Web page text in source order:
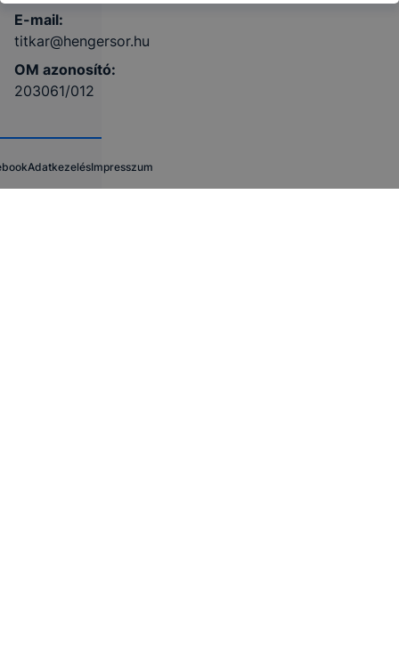
E-mail:
titkar@hengersor.hu
OM azonosító:
203061/012
AdatkezelésImpresszum